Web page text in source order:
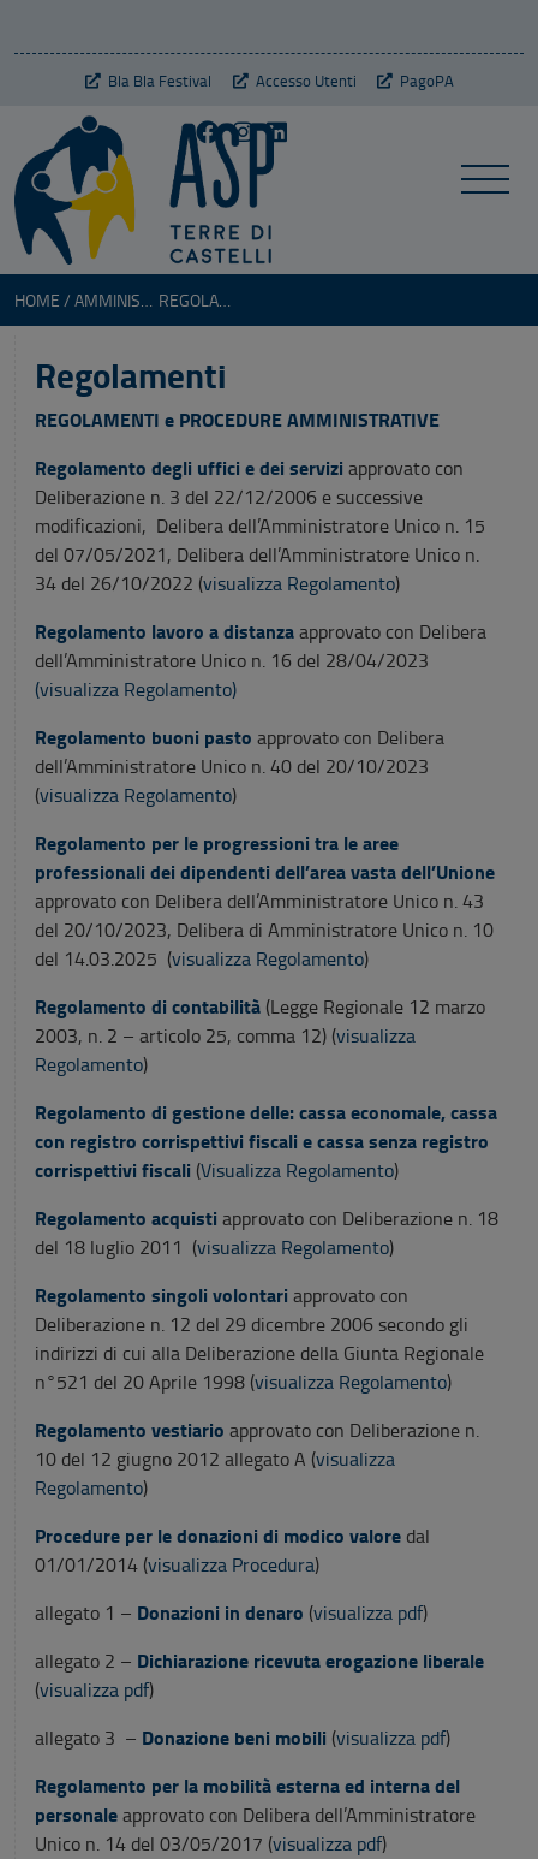
Bla Bla Festival Accesso Utenti PagoPA
HOME
Regolamenti
REGOLAMENTI e PROCEDURE AMMINISTRATIVE
Regolamento degli uffici e dei servizi approvato con
Deliberazione n. 3 del 22/12/2006 e successive
modificazioni, Delibera dell’Amministratore Unico n. 15
del 07/05/2021, Delibera dell’Amministratore Unico n.
34 del 26/10/2022 (visualizza Regolamento)
Regolamento lavoro a distanzaapprovato con Delibera
dell’Amministratore Unico n. 16 del 28/04/2023
(visualizza Regolamento)
Regolamento buoni pasto approvato con Delibera
dell’Amministratore Unico n. 40 del 20/10/2023
(visualizza Regolamento)
Regolamento per le progressioni tra le aree
professionali dei dipendenti dell’area vasta dell’Unione
approvato con Delibera dell’Amministratore Unico n. 43
del 20/10/2023, Delibera di Amministratore Unico n. 10
del 14.03.2025 (visualizza Regolamento)
Regolamento di contabilità (Legge Regionale 12 marzo
2003, n. 2 – articolo 25, comma 12) (visualizza
Regolamento)
Regolamento di gestione delle: cassa economale, cassa
con registro corrispettivi fiscali e cassa senza registro
corrispettivi fiscali (Visualizza Regolamento)
Regolamento acquisti approvato con Deliberazione n. 18
del 18 luglio 2011 (visualizza Regolamento)
Regolamento singoli volontari approvato con
Deliberazione n. 12 del 29 dicembre 2006 secondo gli
indirizzi di cui alla Deliberazione della Giunta Regionale
n°521 del 20 Aprile 1998 (visualizza Regolamento)
Regolamento vestiario approvato con Deliberazione n.
10 del 12 giugno 2012 allegato A (visualizza
Regolamento)
Procedure per le donazioni di modico valore dal
01/01/2014 (visualizza Procedura)
allegato 1 – Donazioni in denaro (visualizza pdf)
allegato 2 – Dichiarazione ricevuta erogazione liberale
(visualizza pdf)
allegato 3 – Donazione beni mobili (visualizza pdf)
Regolamento per la mobilità esterna ed interna del
personaleapprovato con Delibera dell’Amministratore
Unico n. 14 del 03/05/2017 (visualizza pdf)